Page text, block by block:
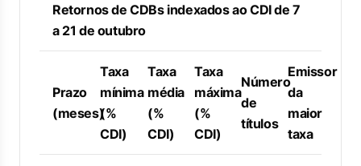
Retornos de CDBs indexados ao CDI de 7
a 21 de outubro
Prazo
(meses)
Taxa
mínima
(%
CDI)
Taxa
média
(%
CDI)
Taxa
máxima
(%
CDI)
Número
de
títulos
Emissor
da
maior
taxa